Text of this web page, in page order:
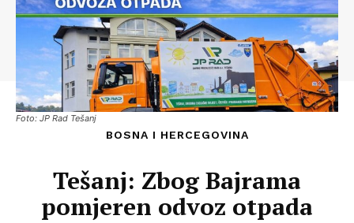
Foto: JP Rad Tešanj
BOSNA I HERCEGOVINA
Tešanj: Zbog Bajrama
pomjeren odvoz otpada